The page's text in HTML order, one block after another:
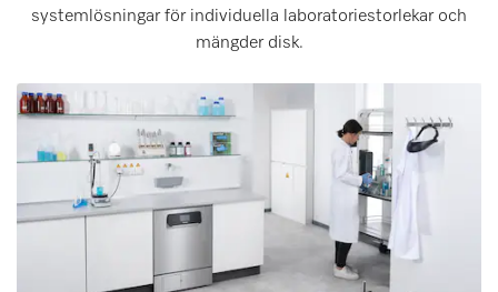
systemlösningar för individuella laboratoriestorlekar och
mängder disk.